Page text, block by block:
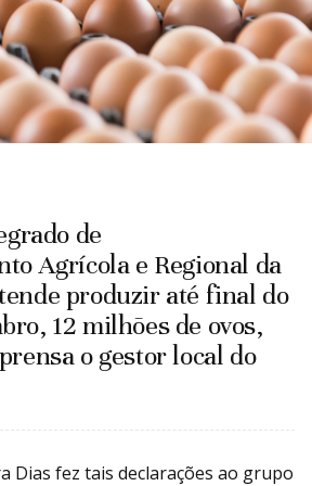
de
Agrícola e Regional da
produzir até final do
12 milhões de ovos,
o gestor local do
Dias fez tais declarações ao grupo